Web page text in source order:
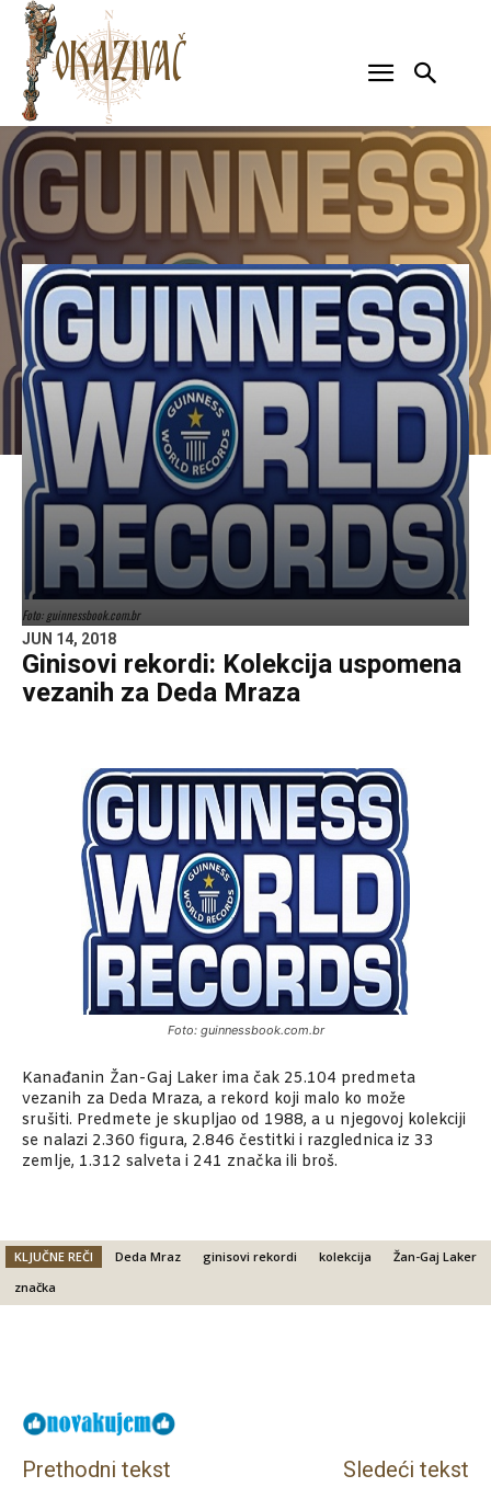
Foto: guinnessbook.com.br
JUN 14, 2018
Ginisovi rekordi: Kolekcija uspomena
vezanih za Deda Mraza
Foto: guinnessbook.com.br
Kanađanin Žan-Gaj Laker ima čak 25.104 predmeta
vezanih za Deda Mraza, a rekord koji malo ko može
srušiti. Predmete je skupljao od 1988, a u njegovoj kolekciji
se nalazi 2.360 figura, 2.846 čestitki i razglednica iz 33
zemlje, 1.312 salveta i 241 značka ili broš.
KLJUČNE REČI Deda Mraz ginisovi rekordi kolekcija
Žan-Gaj Laker
značka
Prethodni tekst Sledeći tekst